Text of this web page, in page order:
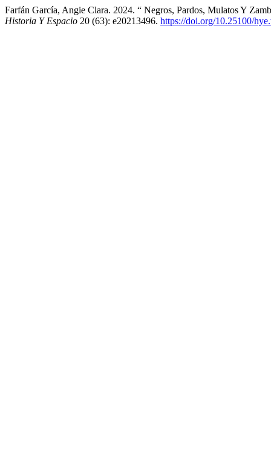
Farfán García, Angie Clara. 2024. “ Negros, Pardos, Mulatos Y
Historia Y Espacio 20 (63): e20213496. https://doi.org/10.25100/